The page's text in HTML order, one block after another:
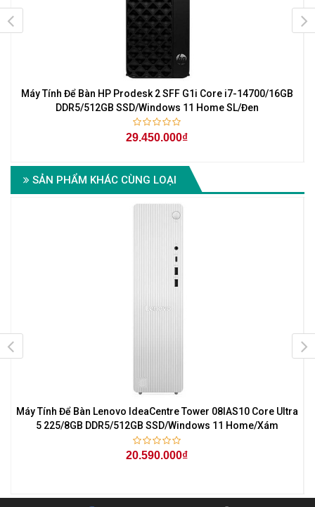
Máy Tính Để Bàn HP Prodesk 2 SFF G1i Core i7-14700/16GB
DDR5/512GB SSD/Windows 11 Home SL/Đen
29.450.000₫
SẢN PHẨM KHÁC CÙNG LOẠI
Máy Tính Để Bàn Lenovo IdeaCentre Tower 08IAS10 Core Ultra
5 225/8GB DDR5/512GB SSD/Windows 11 Home/Xám
20.590.000₫